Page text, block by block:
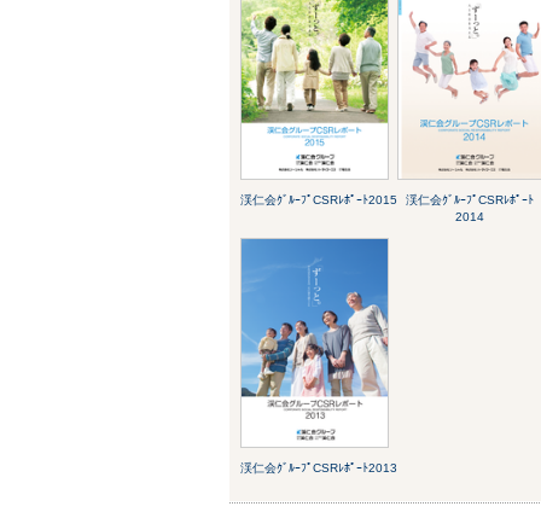
渓仁会ｸﾞﾙｰﾌﾟCSRﾚﾎﾟｰﾄ2015
渓仁会ｸﾞﾙｰﾌﾟCSRﾚﾎﾟｰﾄ
2014
渓仁会ｸﾞﾙｰﾌﾟCSRﾚﾎﾟｰﾄ2013